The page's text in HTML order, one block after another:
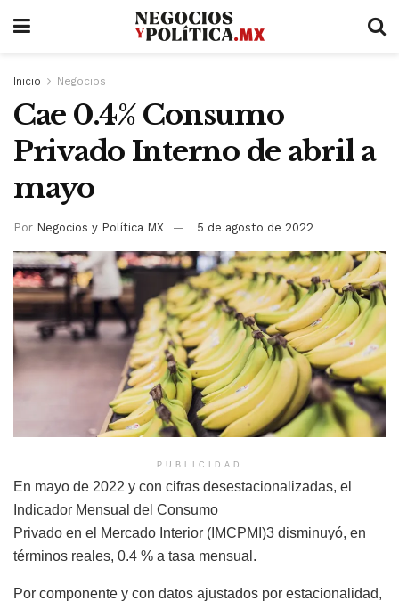
Inicio Negocios
Cae 0.4% Consumo
Privado Interno de abril a
mayo
Por Negocios y Política MX 5 de agosto de 2022
PUBLICIDAD
En mayo de 2022 y con cifras desestacionalizadas, el
Indicador Mensual del Consumo
Privado en el Mercado Interior (IMCPMI)3 disminuyó, en
términos reales, 0.4 % a tasa mensual.
Por componente y con datos ajustados por estacionalidad,